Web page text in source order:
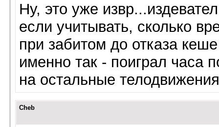
Ну, это уже
если учитывать, сколько
при забитом до отказа
именно так - поиграл часа
на остальные
Cheb